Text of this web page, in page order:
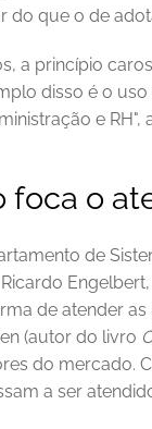
do que o de
a princípio
disso é o
e RH",
foca o
de
de atender
(autor do livro
do mercado.
a ser